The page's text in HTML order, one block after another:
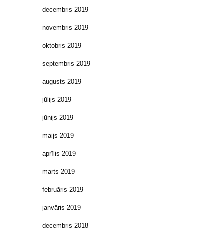
decembris 2019
novembris 2019
oktobris 2019
septembris 2019
augusts 2019
jūlijs 2019
jūnijs 2019
maijs 2019
aprīlis 2019
marts 2019
februāris 2019
janvāris 2019
decembris 2018